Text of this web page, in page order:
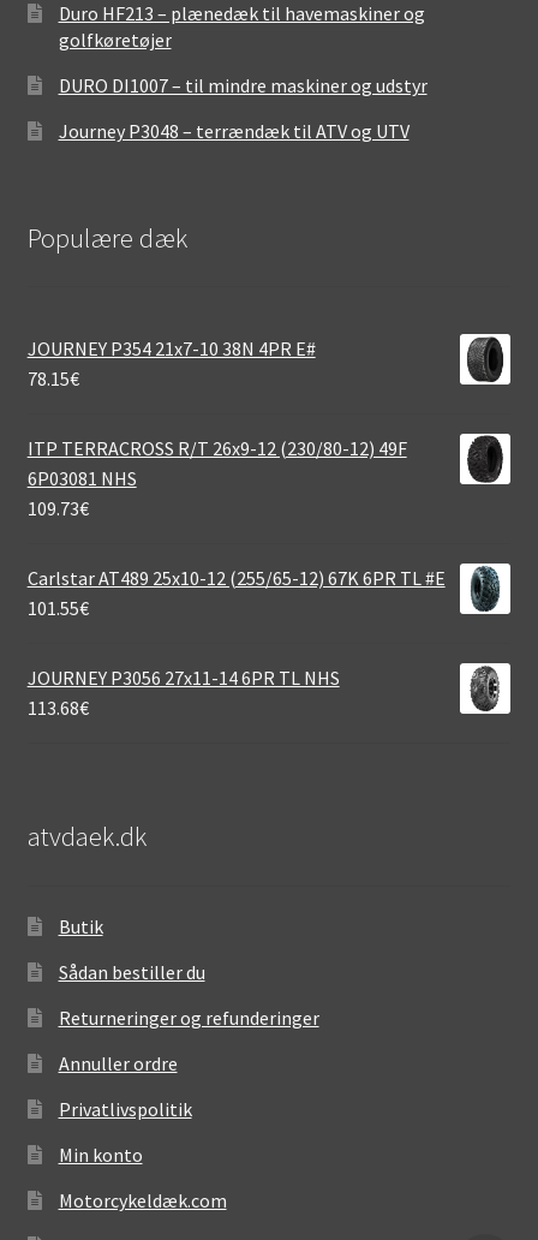
Duro HF213 – plænedæk til havemaskiner og
golfkøretøjer
DURO DI1007 – til mindre maskiner og udstyr
Journey P3048 – terrændæk til ATV og UTV
Populære dæk
JOURNEY P354 21x7-10 38N 4PR E#
78.15€
ITP TERRACROSS R/T 26x9-12 (230/80-12) 49F
6P03081 NHS
109.73€
Carlstar AT489 25x10-12 (255/65-12) 67K 6PR TL #E
101.55€
JOURNEY P3056 27x11-14 6PR TL NHS
113.68€
atvdaek.dk
Butik
Sådan bestiller du
Returneringer og refunderinger
Annuller ordre
Privatlivspolitik
Min konto
Motorcykeldæk.com